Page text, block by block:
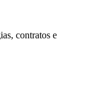
contratos e